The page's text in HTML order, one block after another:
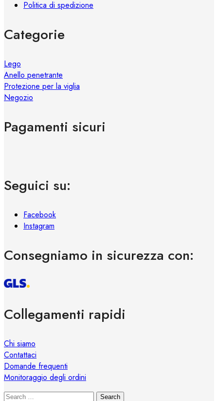
Politica di spedizione
Categorie
Lego
Anello penetrante
Protezione per la viglia
Negozio
Pagamenti sicuri
Seguici su:
Facebook
Instagram
Consegniamo in sicurezza con:
Collegamenti rapidi
Chi siamo
Contattaci
Domande frequenti
Monitoraggio degli ordini
Search